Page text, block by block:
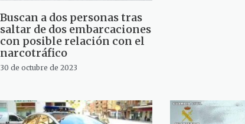
Buscan a dos personas tras
saltar de dos embarcaciones
con posible relación con el
narcotráfico
30 de octubre de 2023